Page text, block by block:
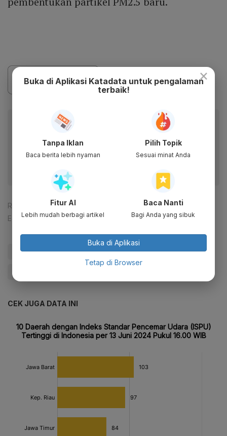
Baca artikel ini lewat aplikasi mobile.
Dapatkan pengalaman membaca lebih nyaman dan nikmati
fitur menarik lainnya lewat aplikasi mobile Katadata.
Reporter:
Rena Laila Wuri
Editor: Tia Dwitiani Komalasari
#Kualitas Udara #Polusi #Eropa #Italia
CEK JUGA DATA INI
×
Buka di Aplikasi Katadata untuk pengalaman
terbaik!
Tanpa Iklan
Baca berita lebih nyaman
Pilih Topik
Sesuai minat Anda
Fitur AI
Lebih mudah berbagi artikel
Baca Nanti
Bagi Anda yang sibuk
Buka di Aplikasi
Tetap di Browser